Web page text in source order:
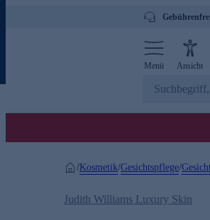
Menü Ansicht
/Kosmetik/Gesichtspflege/
Judith Williams Luxury Skin